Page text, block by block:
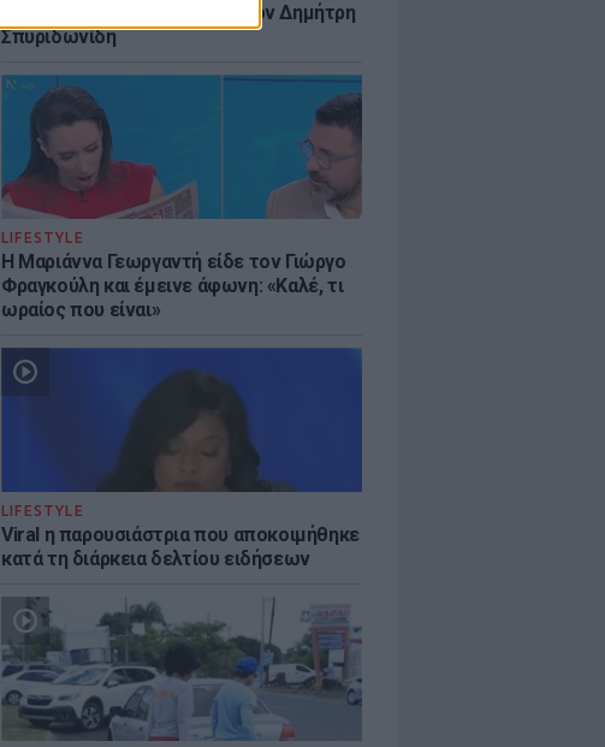
φωτογραφία από Ίμπιζα με τον Δημήτρη
Σπυριδωνίδη
LIFESTYLE
Η Μαριάννα Γεωργαντή είδε τον Γιώργο
Φραγκούλη και έμεινε άφωνη: «Καλέ, τι
ωραίος που είναι»
LIFESTYLE
Viral η παρουσιάστρια που αποκοιμήθηκε
κατά τη διάρκεια δελτίου ειδήσεων